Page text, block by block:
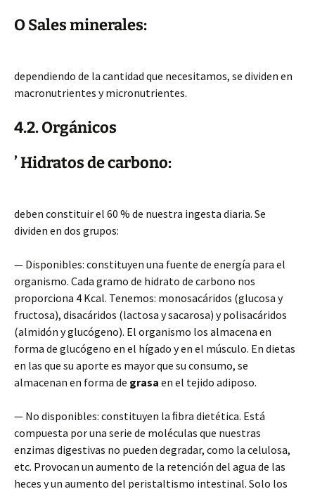
O Sales minerales:
dependiendo de la cantidad que necesitamos, se dividen en
macronutrientes y micronutrientes.
4.2. Orgánicos
’ Hidratos de carbono:
deben constituir el 60 % de nuestra ingesta diaria. Se
dividen en dos grupos:
— Disponibles: constituyen una fuente de energía para el
organismo. Cada gramo de hidrato de carbono nos
proporciona 4 Kcal. Tenemos: monosacáridos (glucosa y
fructosa), disacáridos (lactosa y sacarosa) y polisacáridos
(almidón y glucógeno). El organismo los almacena en
forma de glucógeno en el hígado y en el músculo. En dietas
en las que su aporte es mayor que su consumo, se
almacenan en forma de grasa en el tejido adiposo.
— No disponibles: constituyen la ﬁbra dietética. Está
compuesta por una serie de moléculas que nuestras
enzimas digestivas no pueden degradar, como la celulosa,
etc. Provocan un aumento de la retención del agua de las
heces y un aumento del peristaltismo intestinal. Solo los